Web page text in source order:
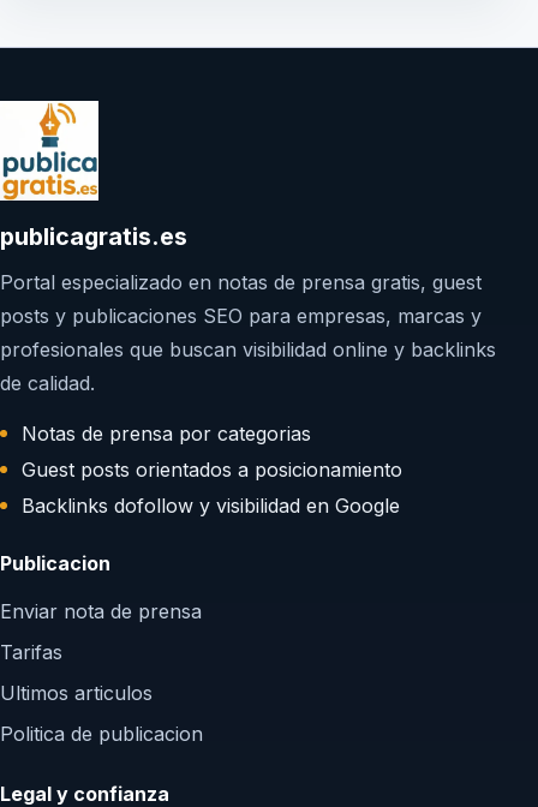
publicagratis.es
Portal especializado en notas de prensa gratis, guest
posts y publicaciones SEO para empresas, marcas y
profesionales que buscan visibilidad online y backlinks
de calidad.
Notas de prensa por categorias
Guest posts orientados a posicionamiento
Backlinks dofollow y visibilidad en Google
Publicacion
Enviar nota de prensa
Tarifas
Ultimos articulos
Politica de publicacion
Legal y confianza